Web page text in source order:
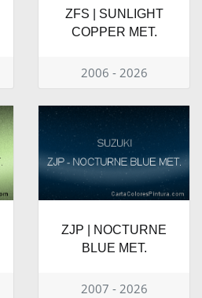
ZFS | SUNLIGHT
COPPER MET.
2006 - 2026
ZJP | NOCTURNE
BLUE MET.
2007 - 2026